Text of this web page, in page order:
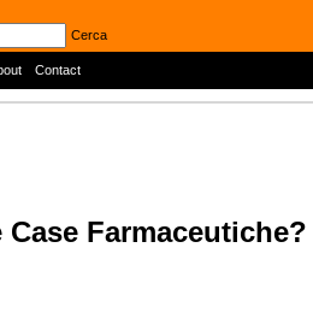
Cerca
Contact
Farmaceutiche?